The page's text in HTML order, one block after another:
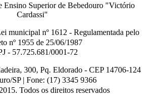
Ensino Superior de Bebedouro "Victório
Cardassi"
municipal nº1612 - Regulamentada pelo
nº 1955 de 25/06/1987
- 57.725.681/0001-72
300, Pq. Eldorado - CEP 14706-124
SP | Fone: (17) 3345 9366
Todos os direitos reservados